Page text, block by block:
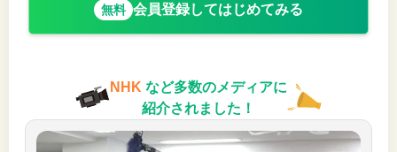
無料 会員登録してはじめてみる
NHK など多数のメディアに
紹介されました！